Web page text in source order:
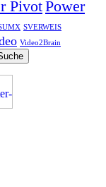
PivotPower
SVERWEIS
Video2Brain